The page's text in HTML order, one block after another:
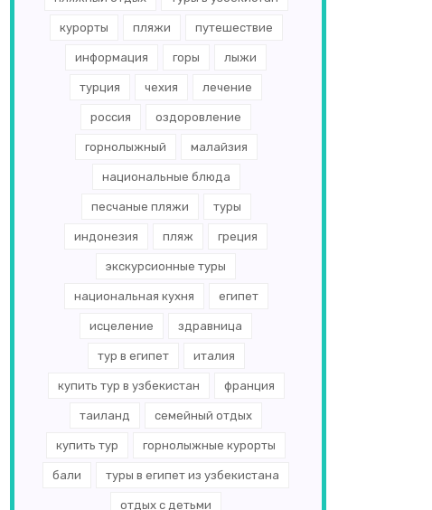
курорты пляжи путешествие
информация горы лыжи
турция чехия лечение
россия оздоровление
горнолыжный малайзия
национальные блюда
песчаные пляжи туры
индонезия пляж греция
экскурсионные туры
национальная кухня египет
исцеление здравница
тур в египет италия
купить тур в узбекистан франция
таиланд семейный отдых
купить тур горнолыжные курорты
бали туры в египет из узбекистана
отдых с детьми